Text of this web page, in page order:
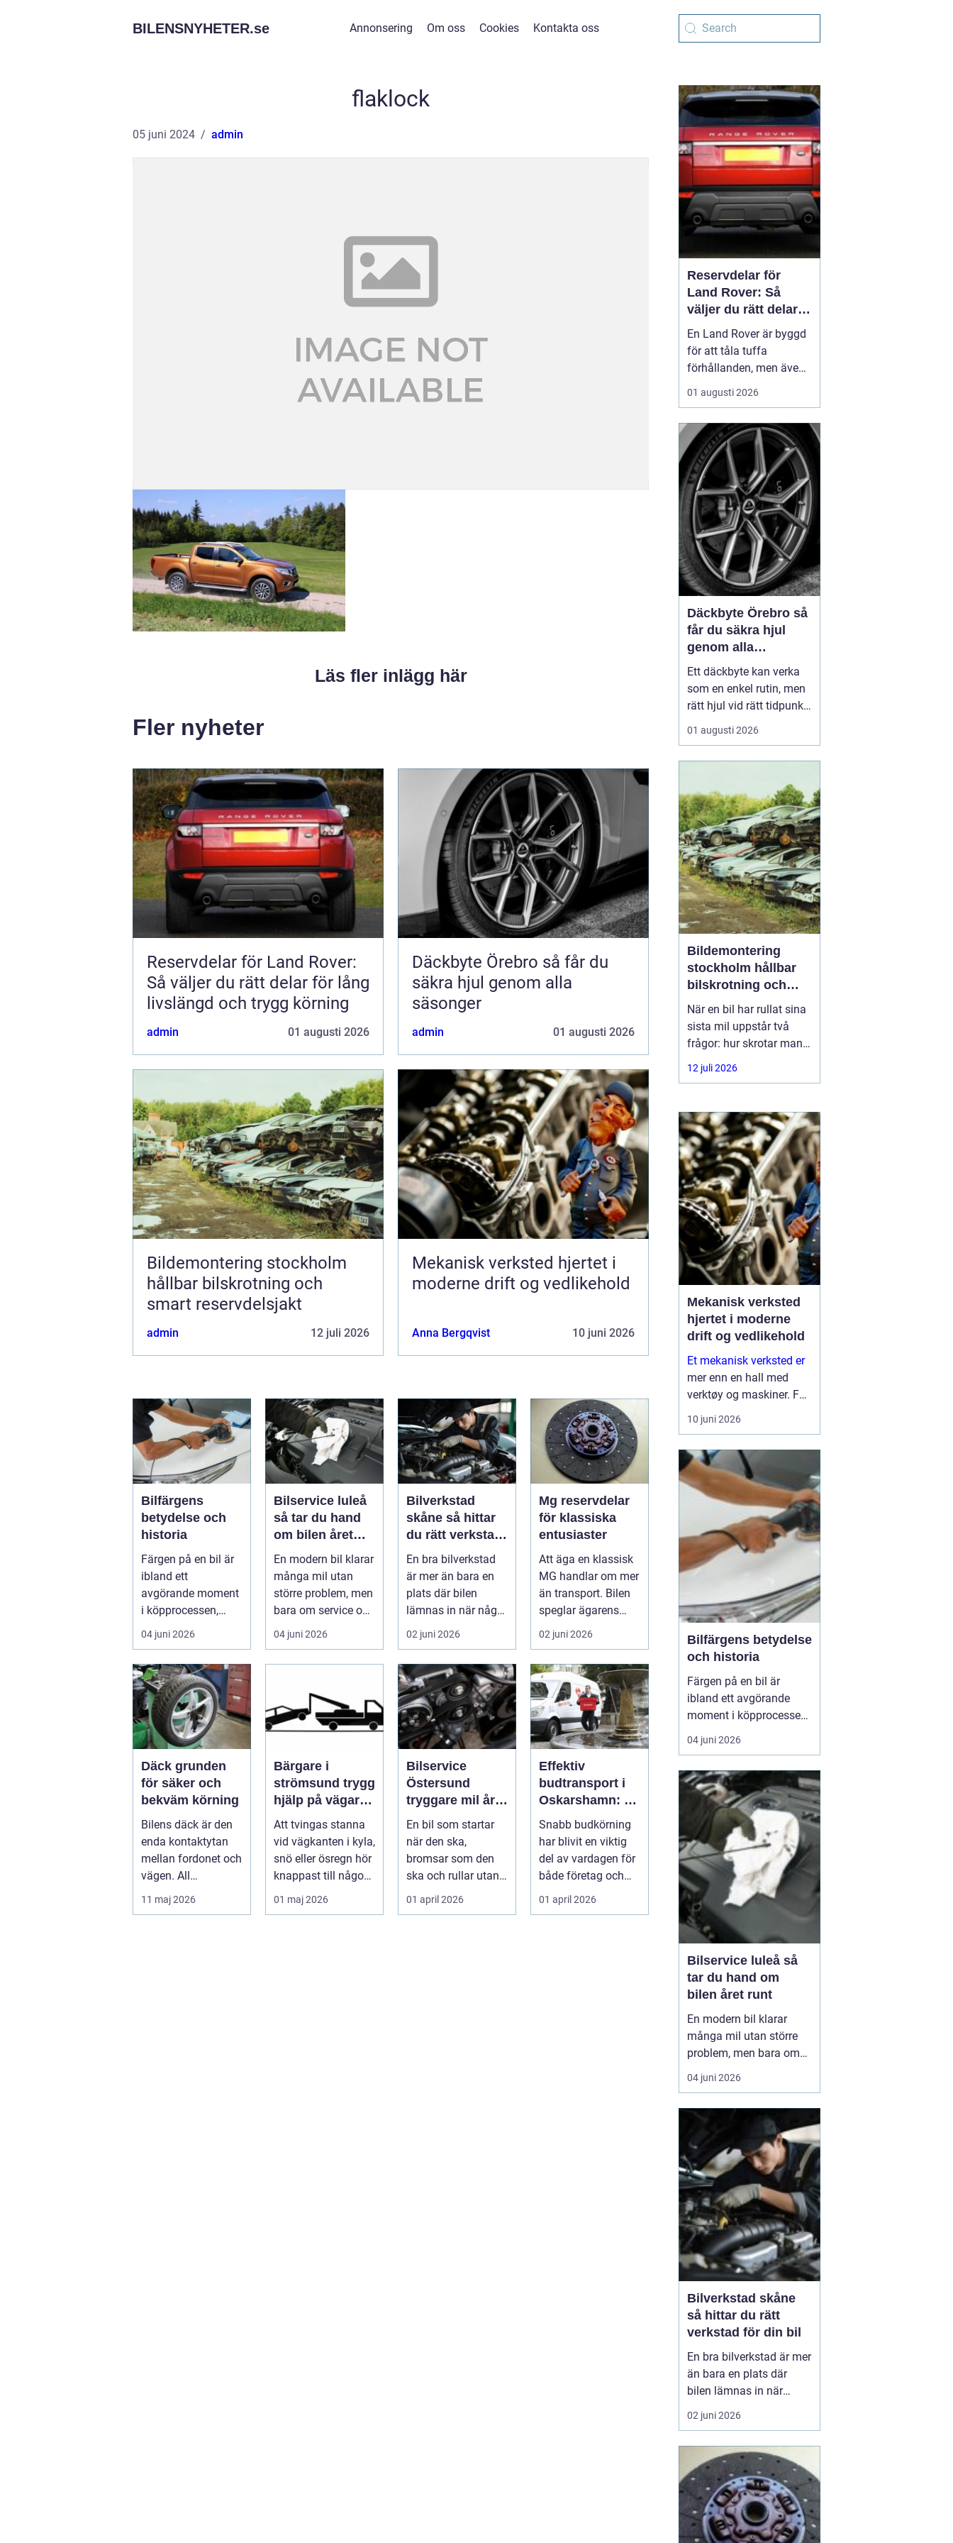
BILENSNYHETER.se Annonsering Om oss Cookies Kontakta oss
flaklock
05 juni 2024 admin
Läs fler inlägg här
Fler nyheter
Reservdelar för Land Rover:
Så väljer du rätt delar för lång
livslängd och trygg körning
admin 01 augusti 2026
Däckbyte Örebro så får du
säkra hjul genom alla
säsonger
admin 01 augusti 2026
Bildemontering stockholm
hållbar bilskrotning och
smart reservdelsjakt
admin 12 juli 2026
Mekanisk verksted hjertet i
moderne drift og vedlikehold
Anna Bergqvist 10 juni 2026
Bilfärgens
betydelse och
historia
Färgen på en bil är
ibland ett
avgörande moment
i köpprocessen,
men det ha...
04 juni 2026
Bilservice luleå
så tar du hand
om bilen året
runt
En modern bil klarar
många mil utan
större problem, men
bara om service och
underhåll sköts i tid.
04 juni 2026
Bilverkstad
skåne så hittar
du rätt verkstad
för din bil
En bra bilverkstad
är mer än bara en
plats där bilen
lämnas in när något
går sönder. För
många biläg...
02 juni 2026
Mg reservdelar
för klassiska
entusiaster
Att äga en klassisk
MG handlar om mer
än transport. Bilen
speglar ägarens
intresse för teknik,
histo...
02 juni 2026
Däck grunden
för säker och
bekväm körning
Bilens däck är den
enda kontaktytan
mellan fordonet och
vägen. All
bromskraft, styrning
och accelera...
11 maj 2026
Bärgare i
strömsund trygg
hjälp på vägarna
året runt
Att tvingas stanna
vid vägkanten i kyla,
snö eller ösregn hör
knappast till någon
bilägares
drömscen...
01 maj 2026
Bilservice
Östersund
tryggare mil året
runt
En bil som startar
när den ska,
bromsar som den
ska och rullar utan
konstiga ljud är
ingen självklar...
01 april 2026
Effektiv
budtransport i
Oskarshamn: Så
väljer företag
och
privatpersoner
rätt lösning
Snabb budkörning
har blivit en viktig
del av vardagen för
både företag och
01 april 2026
Reservdelar för
Land Rover: Så
väljer du rätt delar
för lång livslängd
och trygg körning
En Land Rover är byggd
för att tåla tuffa
förhållanden, men även
den mest robusta bil
slits med tiden. När
drivlina börjar ge sig
avgör valet av delar hur
bilen kommer att fu...
01 augusti 2026
Däckbyte Örebro så
får du säkra hjul
genom alla
säsonger
Ett däckbyte kan verka
som en enkel rutin, men
rätt hjul vid rätt tidpunkt
är avgörande för både
säkerhet, komfort och
snabbt och somrarna
bjuda på både regn och
hetta, behöver bilägare
ha koll på lagar, vä...
01 augusti 2026
Bildemontering
stockholm hållbar
bilskrotning och
smart reservdelsjakt
När en bil har rullat sina
sista mil uppstår två
frågor: hur skrotar man
den på ett korrekt sätt,
och hur tar man tillvara
fortfarande fungerar? I
storstadsområdet kring
Stockholm har behovet
av
12 juli 2026
Mekanisk verksted
hjertet i moderne
drift og vedlikehold
Et mekanisk verksted er
mer enn en hall med
verktøy og maskiner. For
mange bedrifter er
verkstedet selve
gjør at produksjon,
anleggsdrift og transport
ikke stopper opp. Her k...
10 juni 2026
Bilfärgens betydelse
och historia
Färgen på en bil är
ibland ett avgörande
moment i köpprocessen,
men det handlar om mer
än bara estetik. Bilfärg
vetenskap och konst,
med en lång historia där
varje kulör b&...
04 juni 2026
Bilservice luleå så
tar du hand om
bilen året runt
En modern bil klarar
många mil utan större
problem, men bara om
service och underhåll
sköts i tid. I ett klimat
kalla vintrar, saltade
vägar och snabba
skiftningar i temperatur,
ställs bilen inför extra
hårda påfrestningar.
Därfö...
04 juni 2026
Bilverkstad skåne
så hittar du rätt
verkstad för din bil
En bra bilverkstad är mer
än bara en plats där
bilen lämnas in när
något går sönder. För
många bilägare i Skåne
verkstad om trygghet,
vardagslogistik och i
längden också om
ekonomi. En bil som
servas regelbundet håller
02 juni 2026